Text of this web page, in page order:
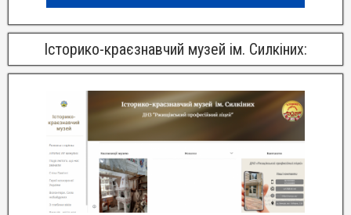
Історико-краєзнавчий музей ім. Силкіних: